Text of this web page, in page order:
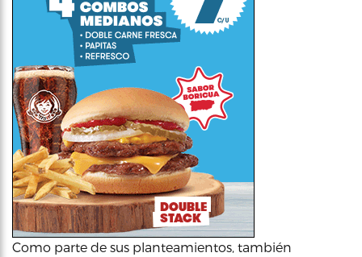
Como parte de sus planteamientos, también